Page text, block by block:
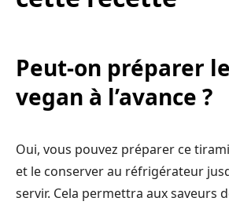
Peut-on préparer
vegan à l’avance ?
Oui, vous pouvez préparer ce
et le conserver au réfrigérateur
servir. Cela permettra aux saveurs